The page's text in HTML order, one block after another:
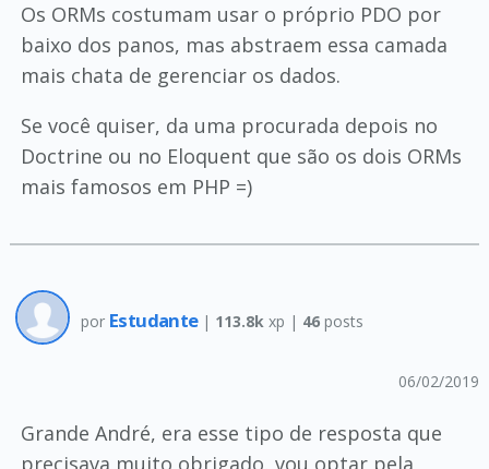
Os ORMs costumam usar o próprio PDO por
baixo dos panos, mas abstraem essa camada
mais chata de gerenciar os dados.
Se você quiser, da uma procurada depois no
Doctrine ou no Eloquent que são os dois ORMs
mais famosos em PHP =)
por Estudante | 113.8k xp | 46posts
06/02/2019
Grande André, era esse tipo de resposta que
precisava muito obrigado, vou optar pela